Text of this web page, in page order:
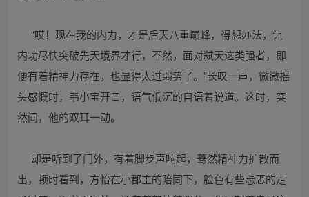
“哎！现在我的内力，才是后天八重巅峰，得想办法，让
内功尽快突破先天境界才行，不然，面对弑天这类强者，即
便有着精神力存在，也显得太过弱势了。”长叹一声，微微摇
头感慨时，韦小宝开口，语气低沉的自语着说道。这时，突
然间，他的双耳一动。
却是听到了门外，有着脚步声响起，蓦然精神力扩散而
出，顿时看到，方怡在小郡主的陪同下，脸色有些忐忑的走